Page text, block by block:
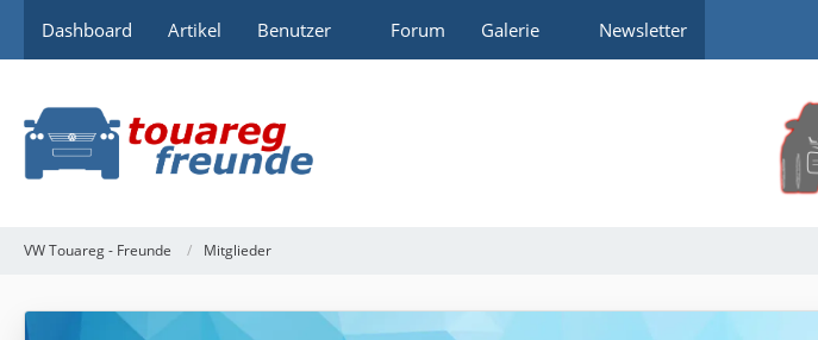
Dashboard Artikel Benutzer Forum Galerie Newsletter
VW Touareg - Freunde Mitglieder